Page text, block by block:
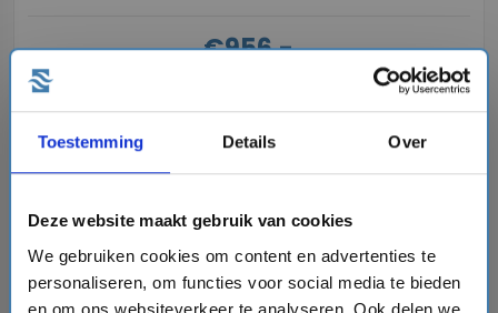
Toestemming Details Over
Deze website maakt gebruik van cookies
We gebruiken cookies om content en advertenties te
personaliseren, om functies voor social media te bieden
en om ons websiteverkeer te analyseren. Ook delen we
v.a.€956,-p.p.
Bekijk cruisechevron_right
sell
Volpension - Hoge kortingen
#Familiecruises